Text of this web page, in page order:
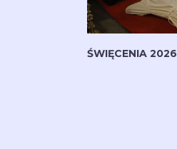
ŚWIĘCENIA 2026